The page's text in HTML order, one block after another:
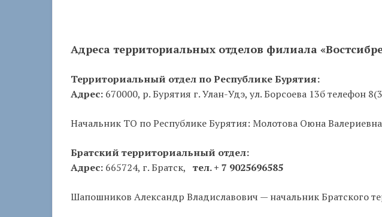
Адреса территориальных отделов филиала
Территориальный отдел по Республике Бурятия:
Адрес: 670000, р. Бурятия г. Улан-Удэ, ул. Борсоева 13б телефон
Начальник ТО по Республике Бурятия: Молотова Оюна Валериевна
Братский территориальный отдел:
Адрес: 665724, г. Братск, тел. + 7 9025696585
Шапошников Александр Владиславович — начальник Братского